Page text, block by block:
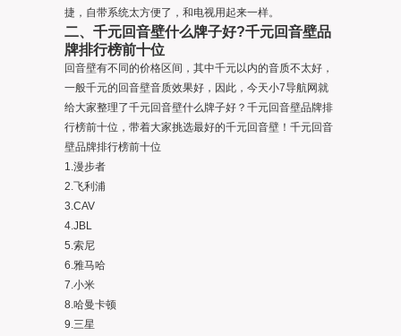
捷，自带系统太方便了，和电视用起来一样。
二、千元回音壁什么牌子好?千元回音壁品
牌排行榜前十位
回音壁有不同的价格区间，其中千元以内的音质不太好，
一般千元的回音壁音质效果好，因此，今天小7导航网就
给大家整理了千元回音壁什么牌子好？千元回音壁品牌排
行榜前十位，带着大家挑选最好的千元回音壁！千元回音
壁品牌排行榜前十位
1.漫步者
2.飞利浦
3.CAV
4.JBL
5.索尼
6.雅马哈
7.小米
8.哈曼卡顿
9.三星